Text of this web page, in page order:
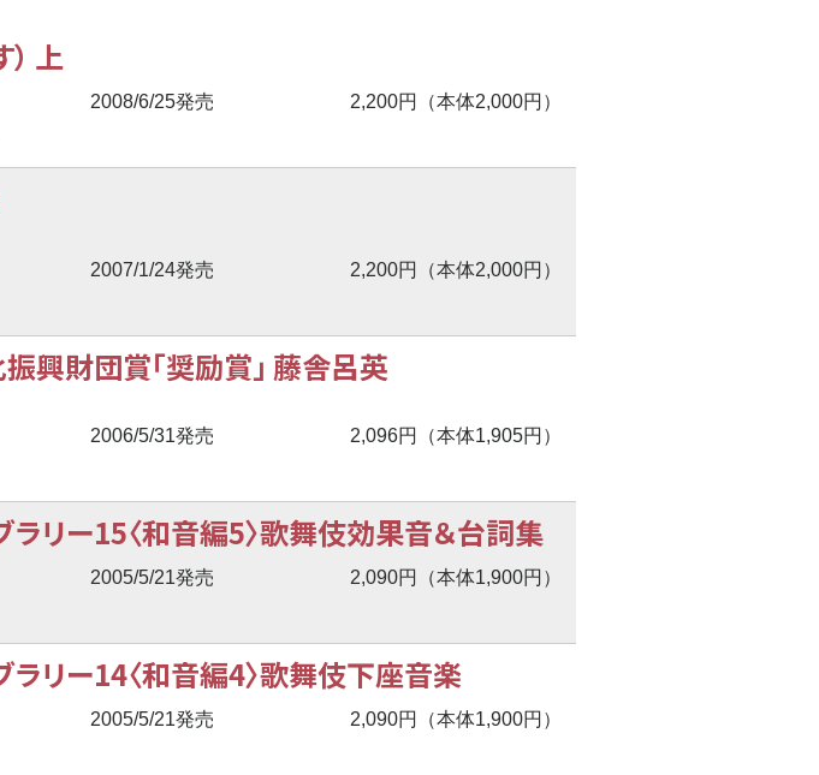
上
2008/6/25発売
2,200円（本体2,000円）
2007/1/24発売
2,200円（本体2,000円）
興財団賞「奨励賞」 藤舎呂英
2006/5/31発売
2,096円（本体1,905円）
ラリー15〈和音編5〉歌舞伎効果音＆台詞集
2005/5/21発売
2,090円（本体1,900円）
ラリー14〈和音編4〉歌舞伎下座音楽
2005/5/21発売
2,090円（本体1,900円）